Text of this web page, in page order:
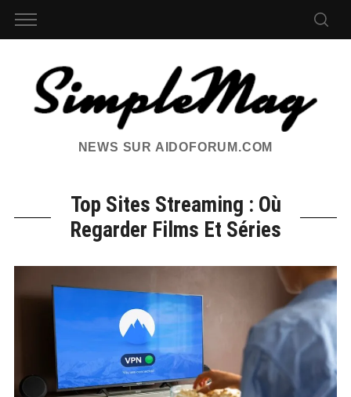
NEWS SUR AIDOFORUM.COM
Top Sites Streaming : Où
Regarder Films Et Séries